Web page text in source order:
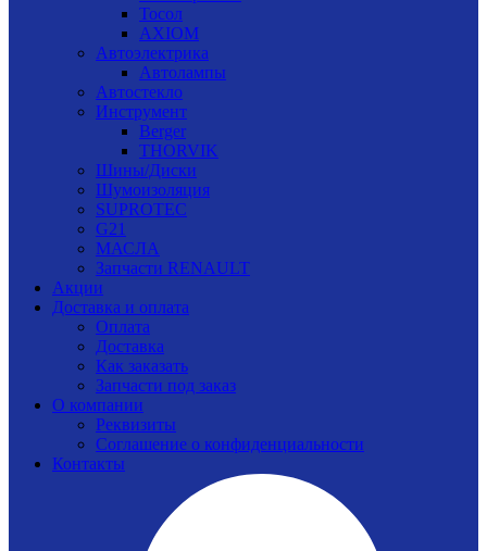
Тосол
AXIOM
Автоэлектрика
Автолампы
Автостекло
Инструмент
Berger
THORVIK
Шины/Диски
Шумоизоляция
SUPROTEC
G21
МАСЛА
Запчасти RENAULT
Акции
Доставка и оплата
Оплата
Доставка
Как заказать
Запчасти под заказ
О компании
Реквизиты
Соглашение о конфиденциальности
Контакты